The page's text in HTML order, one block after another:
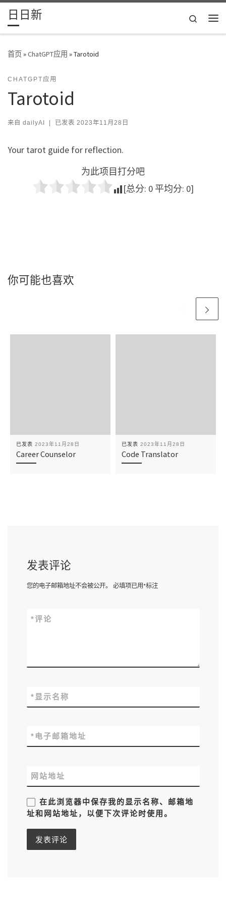
Skip to content
日日新
Search
首页»ChatGPT应用 »Tarotoid
CHATGPT应用
Tarotoid
来自 dailyAI | 已发表 2023年11月28日
Your tarot guide for reflection.
为此项目打分吧
[总分: 0 平均分: 0]
你可能也喜欢
已发表 2023年11月28日
Career Counselor
已发表 2023年11月28日
Code Translator
发表评论
您的电子邮箱地址不会被公开。 必填项已用*标注
评论
*
显示名称
*
电子邮箱地址
*
网站地址
在此浏览器中保存我的显示名称、邮箱地
址和网站地址，以便下次评论时使用。